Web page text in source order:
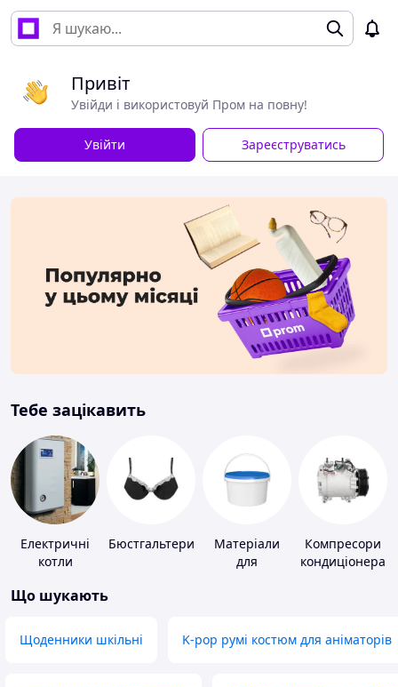
Привіт
Увійди і використовуй Пром на повну!
Увійти Зареєструватись
Тебе зацікавить
Електричні
котли
Бюстгальтери
Матеріали
для
Компресори
кондиціонера
Що шукають
Щоденники шкільні K-pop румі костюм для аніматорів